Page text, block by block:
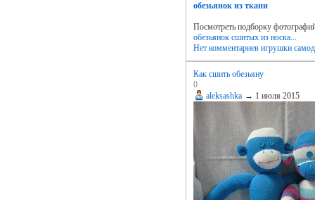
обезьянок из ткани
Посмотреть подборку
обезьянок сшитых из носка...
Нет комментариев игрушки
Как сшить обезьяну
0
aleksashka → 1 июля 2015